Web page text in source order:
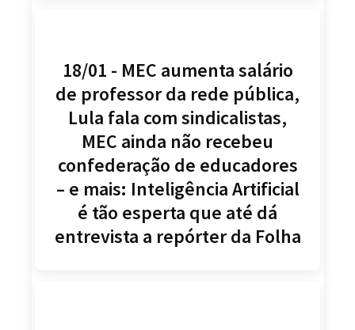
18/01 - MEC aumenta salário
de professor da rede pública,
Lula fala com sindicalistas,
MEC ainda não recebeu
confederação de educadores
– e mais: Inteligência Artificial
é tão esperta que até dá
entrevista a repórter da Folha